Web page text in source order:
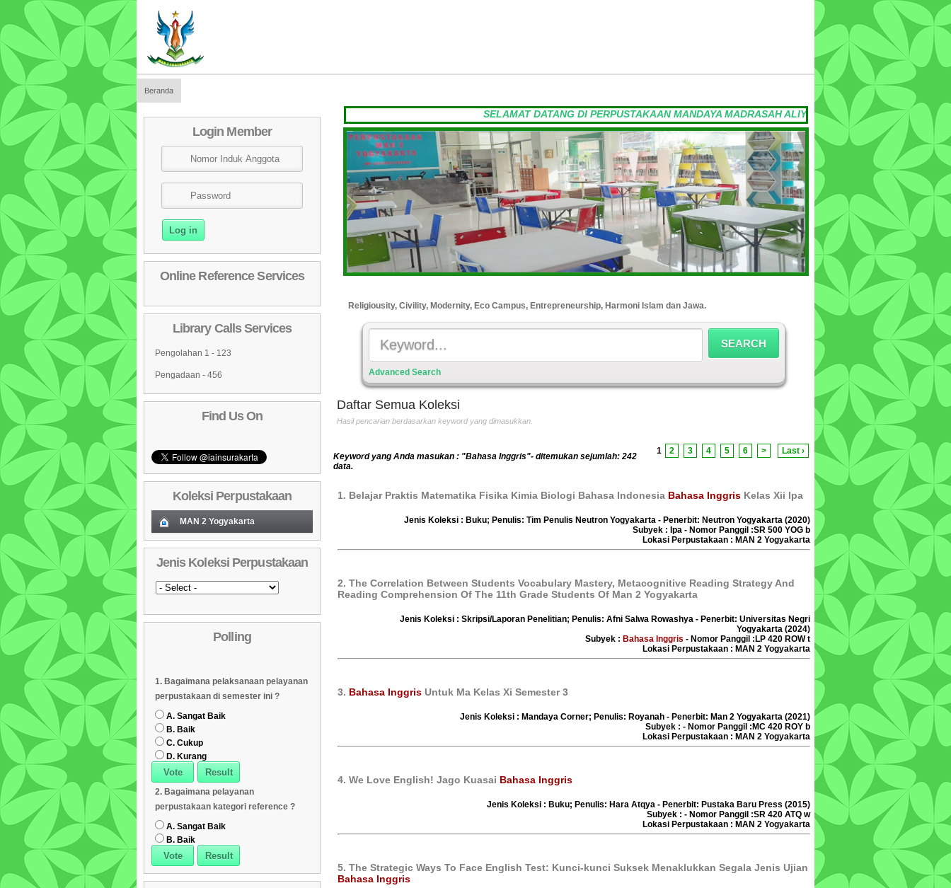
Beranda
Login Member
Online Reference Services
Library Calls Services
Pengolahan 1 - 123
Pengadaan - 456
Find Us On
Koleksi Perpustakaan
MAN 2 Yogyakarta
02 Daftar Koleksi Baru (Tgl.Input)
03 Daftar Koleksi (Pengarang)
04 Daftar Koleksi (Judul)
Daftar Koleksi (Subyek)
Dipinjam
07 Daftar Koleksi (Klasifikasi/ddc)
Jenis Koleksi Perpustakaan
Polling
1. Bagaimana pelaksanaan pelayanan
perpustakaan di semester ini ?
A. Sangat Baik
B. Baik
C. Cukup
D. Kurang
2. Bagaimana pelayanan
perpustakaan kategori reference ?
A. Sangat Baik
B. Baik
SELAMAT DATANG DI PERPUSTAKAAN MANDAYA MADRASAH ALIYAH NEGERI 2 YOGYAKARTA VISI
Religiousity, Civility, Modernity, Eco Campus, Entrepreneurship, Harmoni Islam dan Jawa.
Advanced Search
Daftar Semua Koleksi
Hasil pencarian berdasarkan keyword yang dimasukkan.
1 2 3 4 5 6 > Last ›
Keyword yang Anda masukan : "Bahasa Inggris"- ditemukan sejumlah: 242
data.
1. Belajar Praktis Matematika Fisika Kimia Biologi Bahasa Indonesia Bahasa Inggris Kelas Xii Ipa
Jenis Koleksi : Buku; Penulis: Tim Penulis Neutron Yogyakarta - Penerbit: Neutron Yogyakarta (2020)
Subyek : Ipa - Nomor Panggil :SR 500 YOG b
Lokasi Perpustakaan : MAN 2 Yogyakarta
2. The Correlation Between Students Vocabulary Mastery, Metacognitive Reading Strategy And
Reading Comprehension Of The 11th Grade Students Of Man 2 Yogyakarta
Jenis Koleksi : Skripsi/Laporan Penelitian; Penulis: Afni Salwa Rowashya - Penerbit: Universitas Negri
Yogyakarta (2024)
Subyek : Bahasa Inggris - Nomor Panggil :LP 420 ROW t
Lokasi Perpustakaan : MAN 2 Yogyakarta
3. Bahasa Inggris Untuk Ma Kelas Xi Semester 3
Jenis Koleksi : Mandaya Corner; Penulis: Royanah - Penerbit: Man 2 Yogyakarta (2021)
Subyek : - Nomor Panggil :MC 420 ROY b
Lokasi Perpustakaan : MAN 2 Yogyakarta
4. We Love English! Jago Kuasai Bahasa Inggris
Jenis Koleksi : Buku; Penulis: Hara Atqya - Penerbit: Pustaka Baru Press (2015)
Subyek : - Nomor Panggil :SR 420 ATQ w
Lokasi Perpustakaan : MAN 2 Yogyakarta
5. The Strategic Ways To Face English Test: Kunci-kunci Suksek Menaklukkan Segala Jenis Ujian
Bahasa Inggris